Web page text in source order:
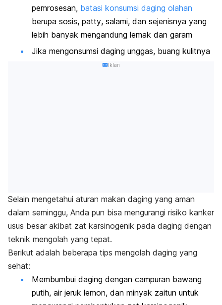
pemrosesan, batasi konsumsi daging olahan
berupa sosis, patty, salami, dan sejenisnya yang
lebih banyak mengandung lemak dan garam
Jika mengonsumsi daging unggas, buang kulitnya
Iklan
Selain mengetahui aturan makan daging yang aman
dalam seminggu, Anda pun bisa mengurangi risiko kanker
usus besar akibat zat karsinogenik pada daging dengan
teknik mengolah yang tepat.
Berikut adalah beberapa tips mengolah daging yang
sehat:
Membumbui daging dengan campuran bawang
putih, air jeruk lemon, dan minyak zaitun untuk